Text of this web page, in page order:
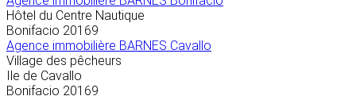
Hôtel du Centre Nautique
Bonifacio 20169
Agence immobilière BARNES Cavallo
Village des pêcheurs
Ile de Cavallo
Bonifacio 20169